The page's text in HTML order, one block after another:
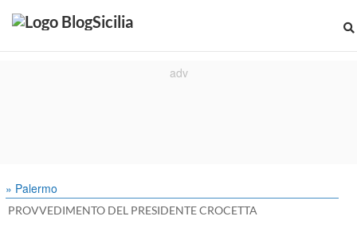
» Palermo
PROVVEDIMENTO DEL PRESIDENTE CROCETTA